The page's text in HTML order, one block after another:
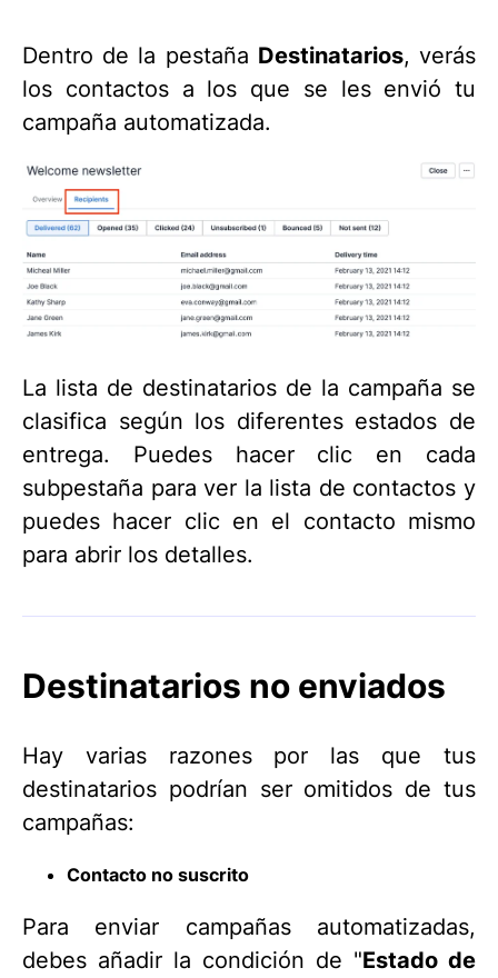
Dentro de la pestaña Destinatarios, verás
los contactos a los que se les envió tu
campaña automatizada.
La lista de destinatarios de la campaña se
clasifica según los diferentes estados de
entrega. Puedes hacer clic en cada
subpestaña para ver la lista de contactos y
puedes hacer clic en el contacto mismo
para abrir los detalles.
Destinatarios no enviados
Hay varias razones por las que tus
destinatarios podrían ser omitidos de tus
campañas:
Contacto no suscrito
Para enviar campañas automatizadas,
debes añadir la condición de "Estado de